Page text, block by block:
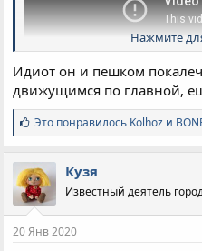
Нажмите
Идиот он и пешком
движущимся по главной,
С
и
м
п
а
т
и
и
:
Это понравилось Kolhoz и
Кузя
Известный деятель
20 Янв 2020